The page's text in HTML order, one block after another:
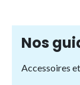
Nos
Accessoires